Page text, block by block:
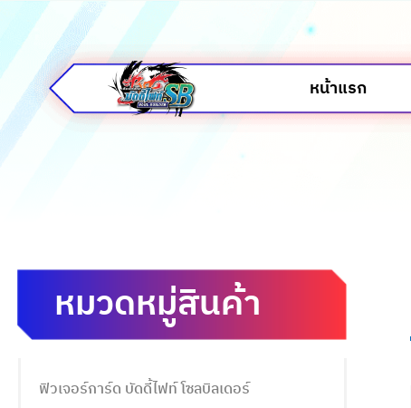
หน้าแรก
หมวดหมู่สินค้า
ฟิวเจอร์การ์ด บัดดี้ไฟท์ โซลบิลเดอร์